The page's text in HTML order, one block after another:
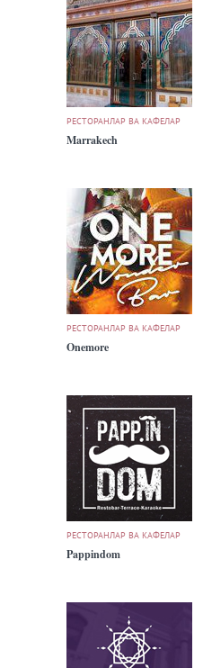
РЕСТОРАНЛАР ВА КАФЕЛАР
Marrakech
РЕСТОРАНЛАР ВА КАФЕЛАР
Onemore
РЕСТОРАНЛАР ВА КАФЕЛАР
Pappindom